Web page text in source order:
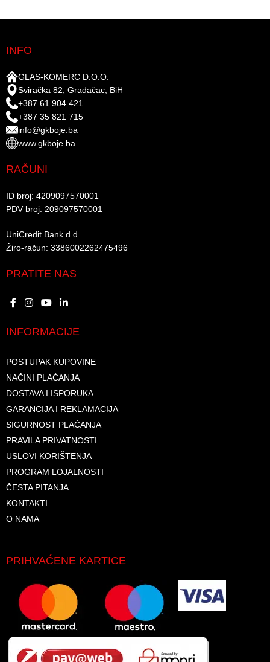
INFO
GLAS-KOMERC D.O.O.
Sviračka 82, Gradačac, BiH
+387 61 904 421
+387 35 821 715
info@gkboje.ba
www.gkboje.ba
RAČUNI
ID broj: 4209097570001​
PDV broj: 209097570001 ​
UniCredit Bank d.d.​
Žiro-račun: 3386002262475496​​
PRATITE NAS
INFORMACIJE
POSTUPAK KUPOVINE
NAČINI PLAĆANJA
DOSTAVA I ISPORUKA
GARANCIJA I REKLAMACIJA
SIGURNOST PLAĆANJA
PRAVILA PRIVATNOSTI
USLOVI KORIŠTENJA
PROGRAM LOJALNOSTI
ČESTA PITANJA
KONTAKTI
O NAMA
PRIHVAĆENE KARTICE